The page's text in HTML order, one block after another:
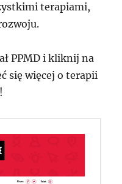
terapiami,
PPMD i kliknij na
się więcej o terapii